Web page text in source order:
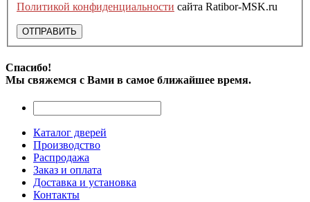
Политикой конфиденциальности сайта Ratibor-MSK.ru
ОТПРАВИТЬ
Спасибо!
Мы свяжемся с Вами в самое ближайшее время.
Каталог дверей
Производство
Распродажа
Заказ и оплата
Доставка и установка
Контакты